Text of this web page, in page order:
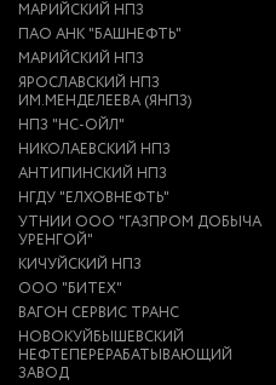
МАРИЙСКИЙ НПЗ
ПАО АНК "БАШНЕФТЬ"
МАРИЙСКИЙ НПЗ
ЯРОСЛАВСКИЙ НПЗ
ИМ.МЕНДЕЛЕЕВА (ЯНПЗ)
НПЗ "НС-ОЙЛ"
НИКОЛАЕВСКИЙ НПЗ
АНТИПИНСКИЙ НПЗ
НГДУ "ЕЛХОВНЕФТЬ"
УТНИИ ООО "ГАЗПРОМ ДОБЫЧА
УРЕНГОЙ"
КИЧУЙСКИЙ НПЗ
ООО "БИТЕХ"
ВАГОН СЕРВИС ТРАНС
НОВОКУЙБЫШЕВСКИЙ
НЕФТЕПЕРЕРАБАТЫВАЮЩИЙ
ЗАВОД